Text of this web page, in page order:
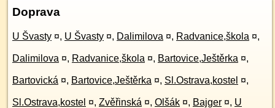
Doprava
U Švasty ¤, U Švasty ¤, Dalimilova ¤, Radvanice,škola ¤,
Dalimilova ¤, Radvanice,škola ¤, Bartovice,Ještěrka ¤,
Bartovická ¤, Bartovice,Ještěrka ¤, Sl.Ostrava,kostel ¤,
Sl.Ostrava,kostel ¤, Zvěřinská ¤, Olšák ¤, Bajger ¤, U